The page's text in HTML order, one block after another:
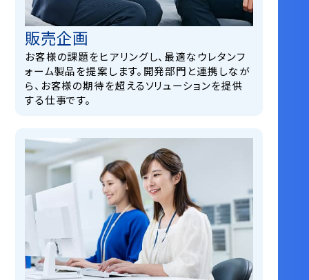
販売企画
お客様の課題をヒアリングし、最適なウレタンフ
ォーム製品を提案します。開発部⾨と連携しなが
ら、お客様の期待を超えるソリューションを提供
する仕事です。